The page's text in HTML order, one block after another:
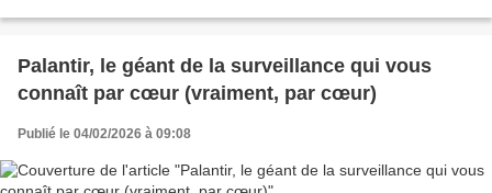
Palantir, le géant de la surveillance qui vous
connaît par cœur (vraiment, par cœur)
Publié le 04/02/2026 à 09:08